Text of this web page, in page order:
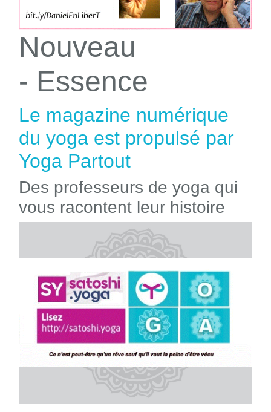
Nouveau
- Essence
Le magazine numérique
du yoga est propulsé par
Yoga Partout
Des professeurs de yoga qui
vous racontent leur histoire